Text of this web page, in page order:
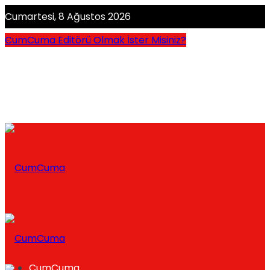
Cumartesi, 8 Ağustos 2026
CumCuma Editörü Olmak İster Misiniz?